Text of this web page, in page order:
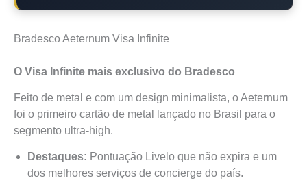
Bradesco Aeternum Visa Infinite
O Visa Infinite mais exclusivo do Bradesco
Feito de metal e com um design minimalista, o Aeternum
foi o primeiro cartão de metal lançado no Brasil para o
segmento ultra-high.
Destaques: Pontuação Livelo que não expira e um
dos melhores serviços de concierge do país.